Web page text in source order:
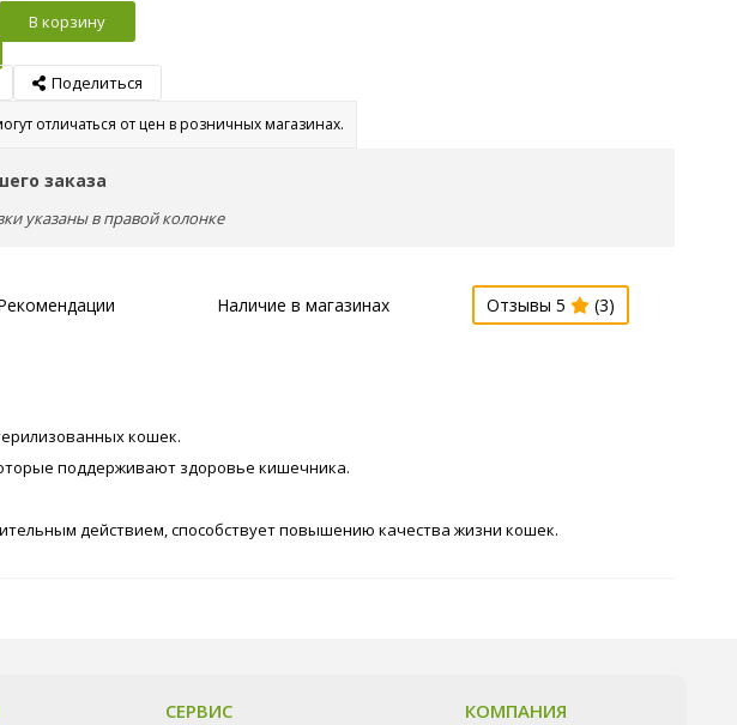
В корзину
Поделиться
отличаться от цен в розничных магазинах.
заказа
указаны в правой колонке
Наличие в магазинах Отзывы 5 (3)
кошек.
поддерживают здоровье кишечника.
действием, способствует повышению качества жизни кошек.
СЕРВИС КОМПАНИЯ